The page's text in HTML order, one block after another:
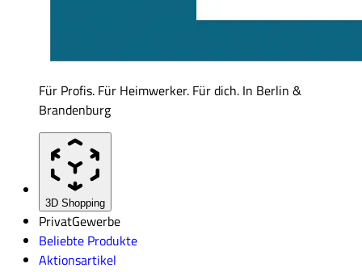
Für Profis. Für Heimwerker. Für dich. In Berlin &
Brandenburg
3D Shopping
PrivatGewerbe
Beliebte Produkte
Aktionsartikel